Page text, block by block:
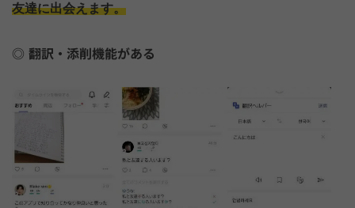
友達に出会えます。
翻訳・添削機能がある